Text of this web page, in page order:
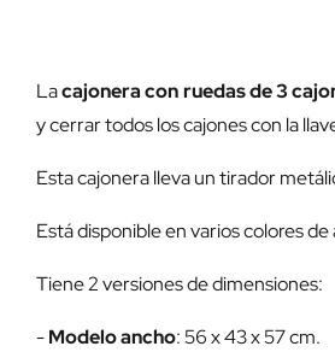
Lacajonera con ruedas de 3
y cerrar todos los cajones con la
Esta cajonera lleva un tirador
Está disponible en varios colores de
Tiene 2 versiones de dimensiones:
-Modelo ancho: 56 x 43 x 57 cm.